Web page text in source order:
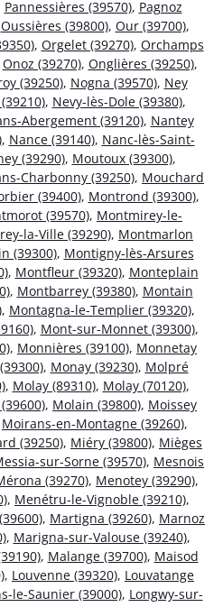
Pannessières (39570), Pagnoz
Oussières (39800), Our (39700),
, Orgelet (39270), Orchamps
Onoz (39270), Onglières (39250),
(39250), Nogna (39570), Ney
, Nevy-lès-Dole (39380),
Abergement (39120), Nantey
, Nance (39140), Nanc-lès-Saint-
(39290), Moutoux (39300),
Charbonny (39250), Mouchard
(39400), Montrond (39300),
(39570), Montmirey-le-
la-Ville (39290), Montmarlon
(39300), Montigny-lès-Arsures
, Montfleur (39320), Monteplain
, Montbarrey (39380), Montain
, Montagna-le-Templier (39320),
, Mont-sur-Monnet (39300),
, Monnières (39100), Monnetay
, Monay (39230), Molpré
, Molay (89310), Molay (70120),
, Molain (39800), Moissey
Moirans-en-Montagne (39260),
(39250), Miéry (39800), Mièges
sur-Sorne (39570), Mesnois
(39270), Menotey (39290),
, Menétru-le-Vignoble (39210),
, Martigna (39260), Marnoz
, Marigna-sur-Valouse (39240),
, Malange (39700), Maisod
, Louvenne (39320), Louvatange
le-Saunier (39000), Longwy-sur-